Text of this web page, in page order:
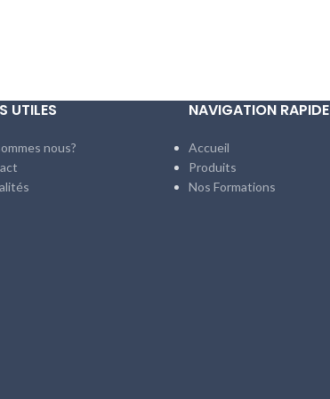
UTILES
nous?
NAVIGATION RAPIDE
Accueil
Produits
Nos Formations